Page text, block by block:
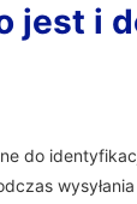
jest i
do